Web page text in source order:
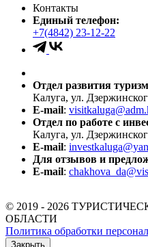
Контакты
Единый телефон:
+7(4842) 23-12-22
Отдел развития
Калуга, ул.
E-mail:
Отдел по работе с
Калуга, ул.
E-mail:
Для отзывов и
E-mail:
© 2019 - 2026
ОБЛАСТИ
Политика обработки
Закрыть